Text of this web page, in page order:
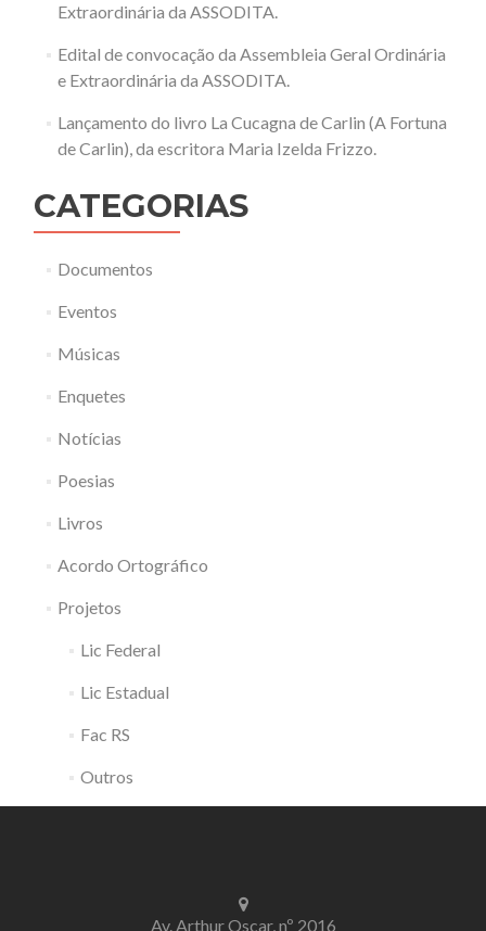
Extraordinária da ASSODITA.
Edital de convocação da Assembleia Geral Ordinária
e Extraordinária da ASSODITA.
Lançamento do livro La Cucagna de Carlin (A Fortuna
de Carlin), da escritora Maria Izelda Frizzo.
CATEGORIAS
Documentos
Eventos
Músicas
Enquetes
Notícias
Poesias
Livros
Acordo Ortográfico
Projetos
Lic Federal
Lic Estadual
Fac RS
Outros
Av. Arthur Oscar, nº 2016